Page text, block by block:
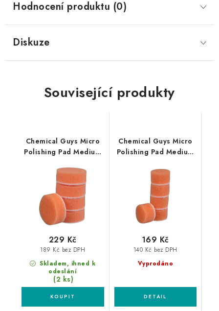
Hodnocení produktu (0)
Diskuze
Související produkty
Chemical Guys Micro
Polishing Pad Medium
5ks silně leštící kotouč
Skladem, ihned k
odeslání
(2 ks)
189 Kč bez DPH
229 Kč
Chemical Guys Micro
Polishing Pad Medium
5ks silně leštící kotouč
Vyprodáno
140 Kč bez DPH
169 Kč